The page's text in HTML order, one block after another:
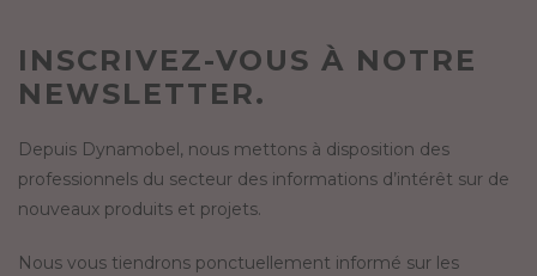
INSCRIVEZ-VOUS À NOTRE
NEWSLETTER.
Depuis Dynamobel, nous mettons à disposition des
professionnels du secteur des informations d’intérêt sur de
nouveaux produits et projets.
Nous vous tiendrons ponctuellement informé sur les